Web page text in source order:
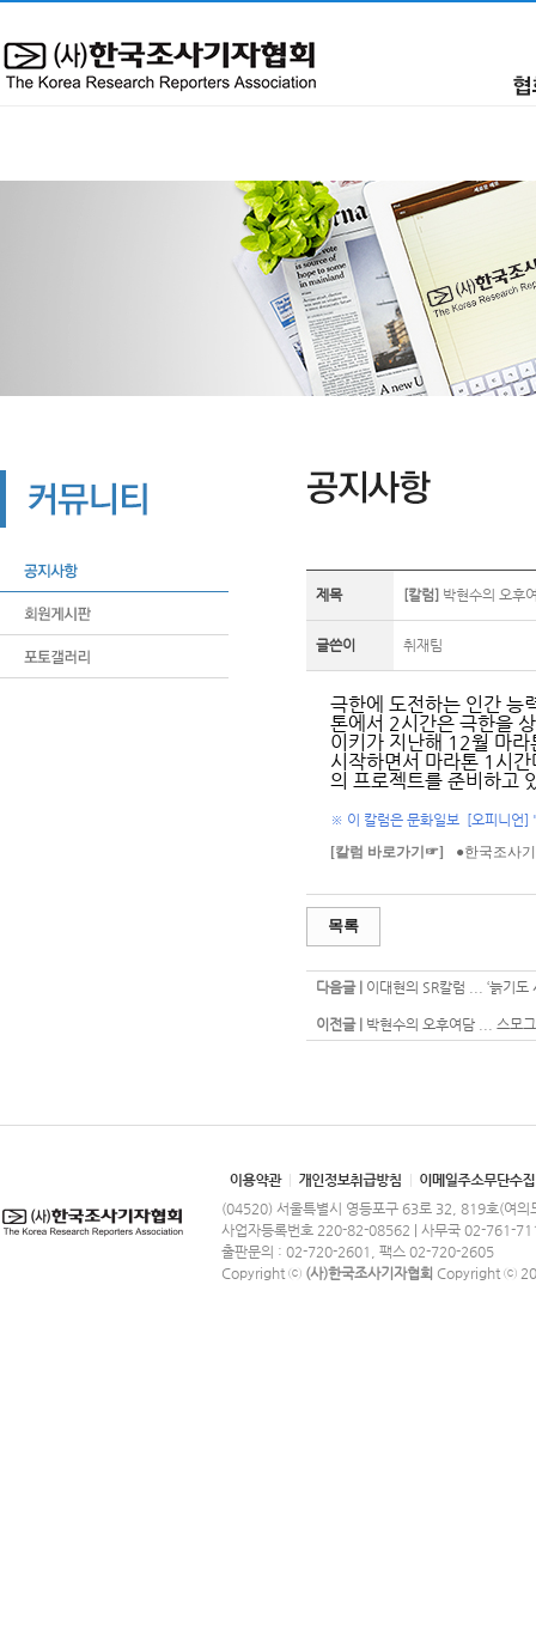
제목 [칼럼] 박현수의 오후
글쓴이 취재팀
극한에 도전하는 인간 능
톤에서 2시간은 극한을
이키가 지난해 12월 마
시작하면서 마라톤 1시
의 프로젝트를 준비하고
※ 이 칼럼은 문화일보 [오피니언]
[칼럼 바로가기☞]
●한국조사
목록
다음글 | 이대현의 SR칼럼 ... ‘늙기도
이전글 | 박현수의 오후여담 ... 스모
(04520) 서울특별시 영등포구 63로 32, 819호(여의
사업자등록번호 220-82-08562 | 사무국 02-761-
출판문의 : 02-720-2601, 팩스 02-720-2605
Copyright ⓒ (사)한국조사기자협회 Copyright ⓒ